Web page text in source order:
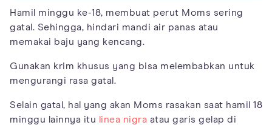
Hamil minggu ke-18, membuat perut Moms sering
gatal. Sehingga, hindari mandi air panas atau
memakai baju yang kencang.
Gunakan krim khusus yang bisa melembabkan untuk
mengurangi rasa gatal.
Selain gatal, hal yang akan Moms rasakan saat hamil 18
minggu lainnya itu
linea nigra atau garis gelap di